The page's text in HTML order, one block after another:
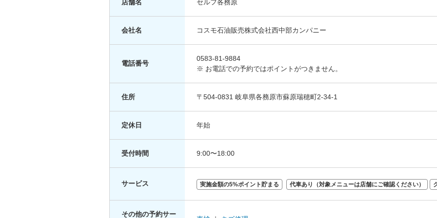
店舗名 セルフ各務原
会社名 コスモ石油販売株式会社西中部カンパニー
電話番号
0583-81-9884
※ お電話での予約ではポイントがつきません。
住所 〒504-0831 岐阜県各務原市蘇原瑞穂町2-34-1
定休日 年始
受付時間 9:00〜18:00
サービス 実施金額の5%ポイント貯まる 代車あり（対象メニューは店舗にご確認ください）
その他の予約サー